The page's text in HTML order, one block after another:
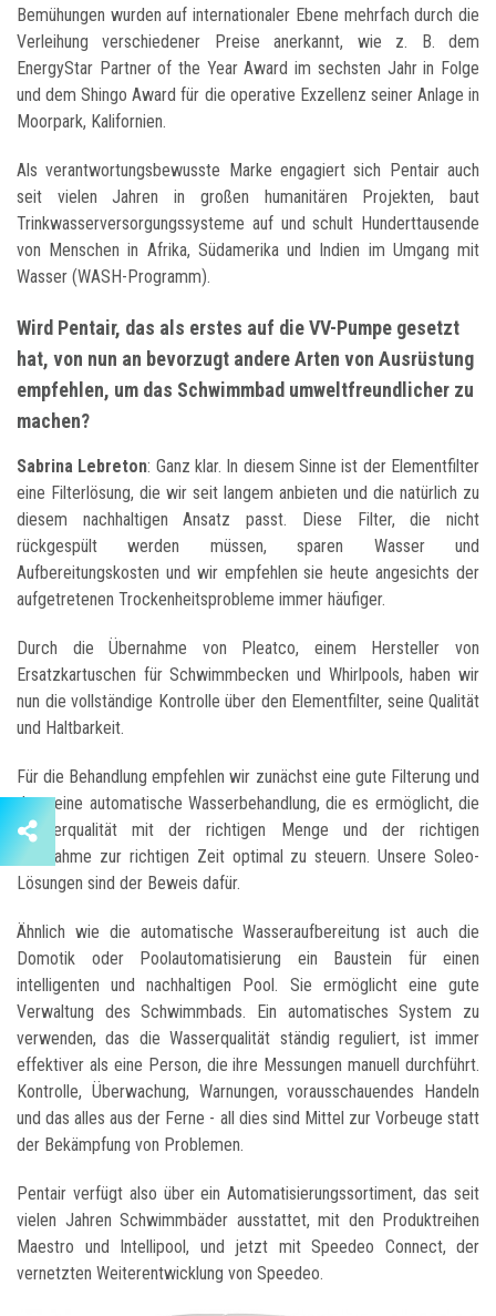
Bemühungen wurden auf internationaler Ebene mehrfach durch die
Verleihung verschiedener Preise anerkannt, wie z. B. dem
EnergyStar Partner of the Year Award im sechsten Jahr in Folge
und dem Shingo Award für die operative Exzellenz seiner Anlage in
Moorpark, Kalifornien.
Als verantwortungsbewusste Marke engagiert sich Pentair auch
seit vielen Jahren in großen humanitären Projekten, baut
Trinkwasserversorgungssysteme auf und schult Hunderttausende
von Menschen in Afrika, Südamerika und Indien im Umgang mit
Wasser (WASH-Programm).
Wird Pentair, das als erstes auf die VV-Pumpe gesetzt
hat, von nun an bevorzugt andere Arten von Ausrüstung
empfehlen, um das Schwimmbad umweltfreundlicher zu
machen?
Sabrina Lebreton: Ganz klar. In diesem Sinne ist der Elementfilter
eine Filterlösung, die wir seit langem anbieten und die natürlich zu
diesem nachhaltigen Ansatz passt. Diese Filter, die nicht
rückgespült werden müssen, sparen Wasser und
Aufbereitungskosten und wir empfehlen sie heute angesichts der
aufgetretenen Trockenheitsprobleme immer häufiger.
Durch die Übernahme von Pleatco, einem Hersteller von
Ersatzkartuschen für Schwimmbecken und Whirlpools, haben wir
nun die vollständige Kontrolle über den Elementfilter, seine Qualität
und Haltbarkeit.
Für die Behandlung empfehlen wir zunächst eine gute Filterung und
dann eine automatische Wasserbehandlung, die es ermöglicht, die
Wasserqualität mit der richtigen Menge und der richtigen
Maßnahme zur richtigen Zeit optimal zu steuern. Unsere Soleo-
Lösungen sind der Beweis dafür.
Ähnlich wie die automatische Wasseraufbereitung ist auch die
Domotik oder Poolautomatisierung ein Baustein für einen
intelligenten und nachhaltigen Pool. Sie ermöglicht eine gute
Verwaltung des Schwimmbads. Ein automatisches System zu
verwenden, das die Wasserqualität ständig reguliert, ist immer
effektiver als eine Person, die ihre Messungen manuell durchführt.
Kontrolle, Überwachung, Warnungen, vorausschauendes Handeln
und das alles aus der Ferne - all dies sind Mittel zur Vorbeuge statt
der Bekämpfung von Problemen.
Pentair verfügt also über ein Automatisierungssortiment, das seit
vielen Jahren Schwimmbäder ausstattet, mit den Produktreihen
Maestro und Intellipool, und jetzt mit Speedeo Connect, der
vernetzten Weiterentwicklung von Speedeo.